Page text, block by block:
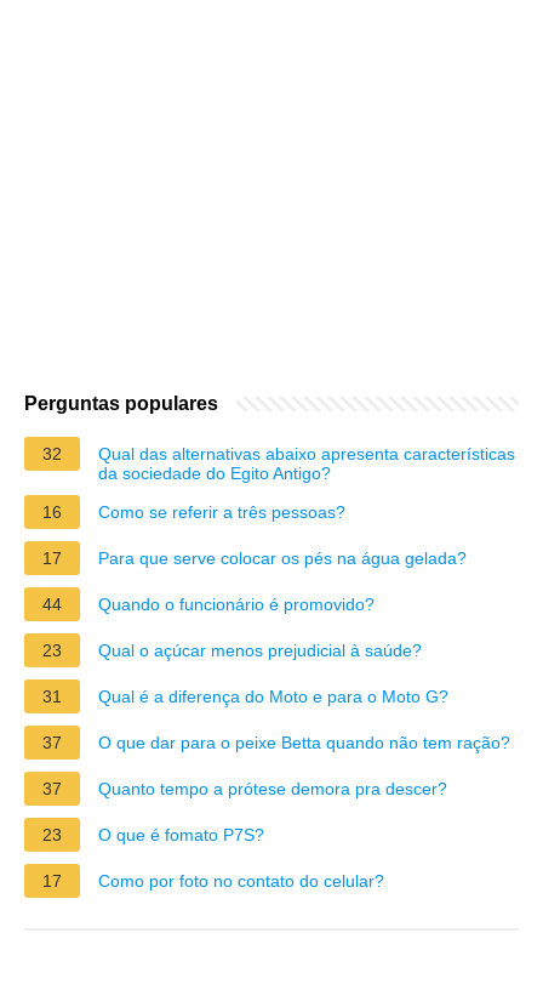
Perguntas populares
32
Qual das alternativas abaixo apresenta características
da sociedade do Egito Antigo?
16
Como se referir a três pessoas?
17 Para que serve colocar os pés na água gelada?
44 Quando o funcionário é promovido?
23 Qual o açúcar menos prejudicial à saúde?
31 Qual é a diferença do Moto e para o Moto G?
37 O que dar para o peixe Betta quando não tem ração?
37 Quanto tempo a prótese demora pra descer?
23 O que é fomato P7S?
17 Como por foto no contato do celular?